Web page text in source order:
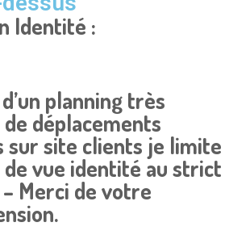
Identité :
planning très
déplacements
sur site clients je limite
de vue identité au strict
Merci de votre